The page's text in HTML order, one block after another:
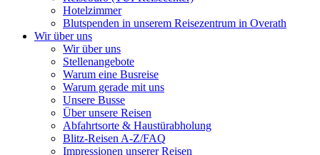
Hotelzimmer
Blutspenden in unserem Reisezentrum in Overath
Wir über uns
Wir über uns
Stellenangebote
Warum eine Busreise
Warum gerade mit uns
Unsere Busse
Über unsere Reisen
Abfahrtsorte & Haustürabholung
Blitz-Reisen A-Z/FAQ
Impressionen unserer Reisen